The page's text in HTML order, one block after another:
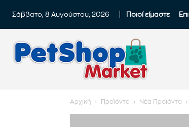
Σάββατο, 8 Αυγούστου, 2026 Ποιοί είμαστε
Αρχική Προϊόντα Νέα Προϊόντα